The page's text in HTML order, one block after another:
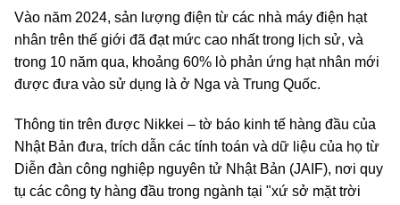
Vào năm 2024, sản lượng điện từ các nhà máy điện hạt
nhân trên thế giới đã đạt mức cao nhất trong lịch sử, và
trong 10 năm qua, khoảng 60% lò phản ứng hạt nhân mới
được đưa vào sử dụng là ở Nga và Trung Quốc.
Thông tin trên được Nikkei – tờ báo kinh tế hàng đầu của
Nhật Bản đưa, trích dẫn các tính toán và dữ liệu của họ từ
Diễn đàn công nghiệp nguyên tử Nhật Bản (JAIF), nơi quy
tụ các công ty hàng đầu trong ngành tại "xứ sở mặt trời